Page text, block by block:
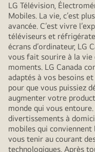
LG Télévision,
Mobiles. La vie, c’est
avancée. C’est vivre
téléviseurs et
écrans d’ordinateur, LG
vous fait sourire à la vie
moments. LG Canada
adaptés à vos besoins
pour que vous puissiez
augmenter votre
monde qui vous
divertissements à
mobiles qui
vous tenir au courant
technologiques. Après